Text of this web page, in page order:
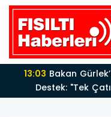
13:03Bakan Gürlek’ten İnternet Gazeteciliğine Kritik
Destek: "Tek